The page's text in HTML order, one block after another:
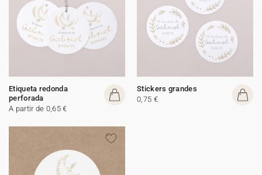
Etiqueta redonda
perforada
A partir de 0,65 €
Stickers grandes
0,75 €